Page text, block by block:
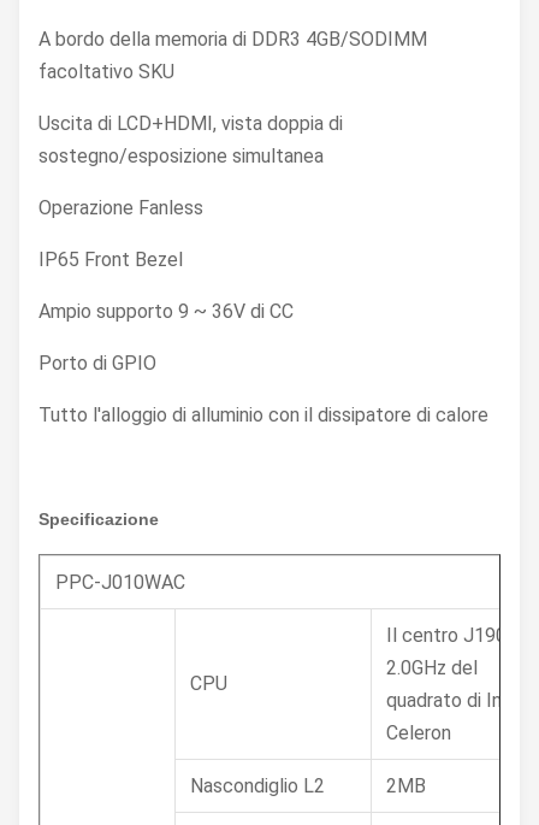
A bordo della memoria di DDR3 4GB/SODIMM
facoltativo SKU
Uscita di LCD+HDMI, vista doppia di
sostegno/esposizione simultanea
Operazione Fanless
IP65 Front Bezel
Ampio supporto 9 ~ 36V di CC
Porto di GPIO
Tutto l'alloggio di alluminio con il dissipatore di calore
Specificazione
PPC-J010WAC
CPU
Il centro J1900
2.0GHz del
quadrato di Intel
Celeron
Nascondiglio L2 2MB